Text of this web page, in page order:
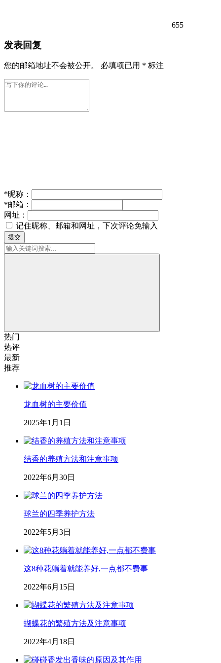
655
发表回复
您的邮箱地址不会被公开。 必填项已用 * 标注
*昵称：
*邮箱：
网址：
记住昵称、邮箱和网址，下次评论免输入
提交
热门
热评
最新
推荐
龙血树的主要价值
2025年1月1日
结香的养殖方法和注意事项
2022年6月30日
球兰的四季养护方法
2022年5月3日
这8种花躺着就能养好,一点都不费事
2022年6月15日
蝴蝶花的繁殖方法及注意事项
2022年4月18日